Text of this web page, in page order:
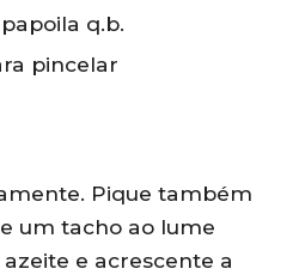
q.b.
pincelar
Pique também
um tacho ao lume
e acrescente a